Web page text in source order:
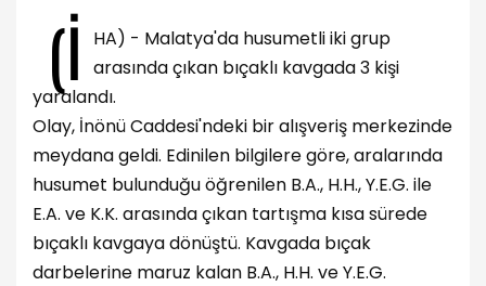
(İ
HA) - Malatya'da husumetli iki grup
arasında çıkan bıçaklı kavgada 3 kişi
yaralandı.
Olay, İnönü Caddesi'ndeki bir alışveriş merkezinde
meydana geldi. Edinilen bilgilere göre, aralarında
husumet bulunduğu öğrenilen B.A., H.H., Y.E.G. ile
E.A. ve K.K. arasında çıkan tartışma kısa sürede
bıçaklı kavgaya dönüştü. Kavgada bıçak
darbelerine maruz kalan B.A., H.H. ve Y.E.G.